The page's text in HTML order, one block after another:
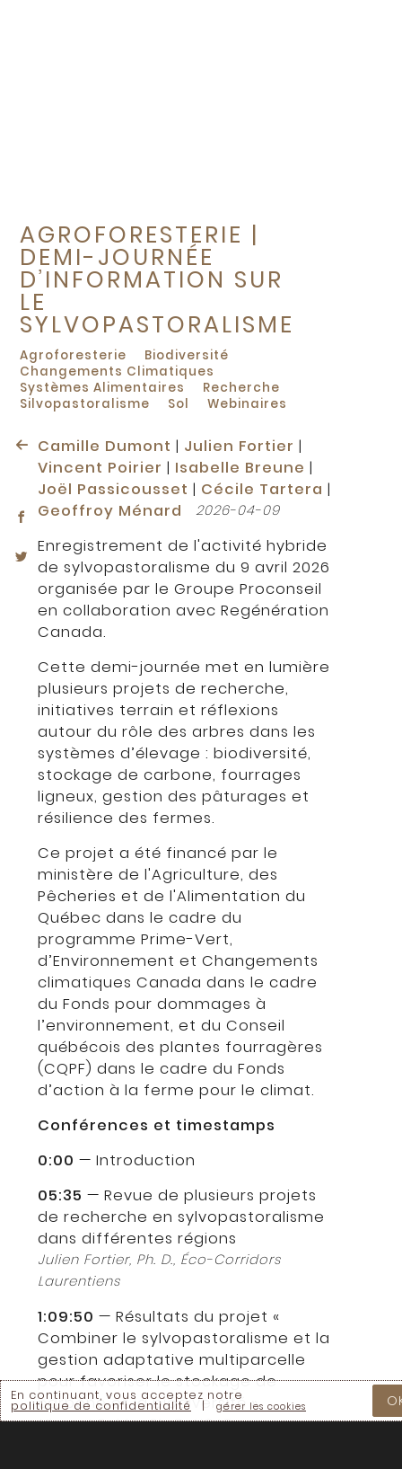
AGROFORESTERIE |
DEMI-JOURNÉE
D’INFORMATION SUR
LE
SYLVOPASTORALISME
Agroforesterie
Biodiversité
Changements Climatiques
Systèmes Alimentaires
Recherche
Silvopastoralisme
Sol Webinaires
Camille Dumont | Julien Fortier |
Vincent Poirier | Isabelle Breune |
Joël Passicousset | Cécile Tartera |
Geoffroy Ménard
2026-04-09
Enregistrement de l'activité hybride
de sylvopastoralisme du 9 avril 2026
organisée par le Groupe Proconseil
en collaboration avec Regénération
Canada.
Cette demi-journée met en lumière
plusieurs projets de recherche,
initiatives terrain et réflexions
autour du rôle des arbres dans les
systèmes d’élevage : biodiversité,
stockage de carbone, fourrages
ligneux, gestion des pâturages et
résilience des fermes.
Ce projet a été financé par le
ministère de l'Agriculture, des
Pêcheries et de l'Alimentation du
Québec dans le cadre du
programme Prime-Vert,
d’Environnement et Changements
climatiques Canada dans le cadre
du Fonds pour dommages à
l’environnement, et du Conseil
québécois des plantes fourragères
(CQPF) dans le cadre du Fonds
d’action à la ferme pour le climat.
Conférences et timestamps
0:00 — Introduction
05:35 — Revue de plusieurs projets
de recherche en sylvopastoralisme
dans différentes régions
Julien Fortier, Ph. D., Éco-Corridors
Laurentiens
1:09:50 — Résultats du projet «
Combiner le sylvopastoralisme et la
gestion adaptative multiparcelle
pour favoriser le stockage de
carbone et la biodiversité »
Vincent Poirier, Ph. D., UQAT
En continuant, vous acceptez notre
politique de confidentialité | gérer les cookies